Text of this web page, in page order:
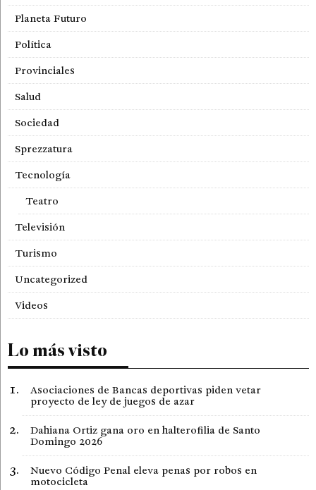
Planeta Futuro
Política
Provinciales
Salud
Sociedad
Sprezzatura
Tecnología
Teatro
Televisión
Turismo
Uncategorized
Videos
Lo más visto
Asociaciones de Bancas deportivas piden vetar
proyecto de ley de juegos de azar
Dahiana Ortiz gana oro en halterofilia de Santo
Domingo 2026
Nuevo Código Penal eleva penas por robos en
motocicleta